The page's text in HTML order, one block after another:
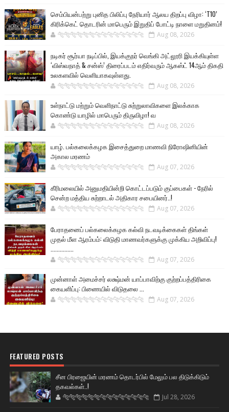
செம்பியன்பற்று புனித பிலிப்பு நேரியார் ஆலய திறப்பு விழா: ‘T10’
கிரிக்கெட் தொடரின் மாபெரும் இறுதிப் போட்டி நாளை மறுதினம்!
🐅🐅🐅🐅🐅🐅🐆🐆🐆🐆🐆🐆🐆🐆 Aug 08, 2026
நடிகர் சூர்யா நடிப்பில், இயக்குநர் வெங்கி அட்லூரி இயக்கியுள்ள
‘விஸ்வநாத் & சன்ஸ்’ திரைப்படம் எதிர்வரும் ஆகஸ்ட் 14ஆம் திகதி
உலகளவில் வெளியாகவுள்ளது.
🐅🐅🐅🐅🐅🐅🐆🐆🐆🐆🐆🐆🐆🐆 Aug 08, 2026
உள்நாட்டு மற்றும் வெளிநாட்டு சுற்றுலாவிகளை இலக்காக
கொண்டு யாழில் மாபெரும் திருவிழா! வ
🐅🐅🐅🐅🐅🐅🐆🐆🐆🐆🐆🐆🐆🐆 Aug 08, 2026
யாழ். பல்கலைக்கழக இசைத்துறை மாணவி நிரோஷினியின்
அகால மரணம்
🐅🐅🐅🐅🐅🐅🐆🐆🐆🐆🐆🐆🐆🐆 Aug 07, 2026
கீரிமலையில் அனுமதியின்றி கொட்டப்படும் குப்பைகள் - நேரில்
சென்ற மத்திய சுற்றாடல் அதிகார சபையினர்..!
🐅🐅🐅🐅🐅🐅🐆🐆🐆🐆🐆🐆🐆🐆 Aug 07, 2026
பேராதனைப் பல்கலைக்கழக கல்வி நடவடிக்கைகள் திங்கள்
முதல் மீள ஆரம்பம்: விடுதி மாணவர்களுக்கு முக்கிய அறிவிப்பு!
...............
🐅🐅🐅🐅🐅🐅🐆🐆🐆🐆🐆🐆🐆🐆 Aug 07, 2026
முன்னாள் அமைச்சர் லக்ஷ்மன் யாப்பாவிற்கு குற்றப்பத்திரிகை
கையளிப்பு: பிணையில் விடுதலை ...
🐅🐅🐅🐅🐅🐅🐆🐆🐆🐆🐆🐆🐆🐆 Aug 07, 2026
FEATURED POSTS
சீன பிரஜையின் மரணம் தொடர்பில் மேலும் பல திடுக்கிடும்
தகவல்கள்..!
🐅🐅🐅🐅🐅🐅🐆🐆🐆🐆🐆🐆🐆🐆 Jul 28, 2026